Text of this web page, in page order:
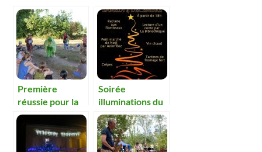
Première
réussie pour la
balade contée
d’Anim Boz
Soirée
illuminations du
village